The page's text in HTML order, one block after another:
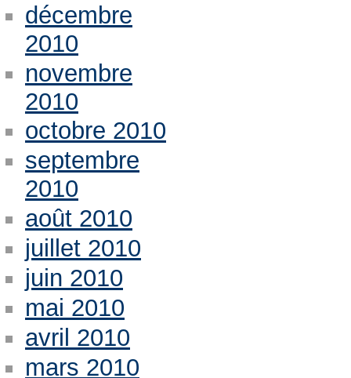
décembre
2010
novembre
2010
octobre 2010
septembre
2010
août 2010
juillet 2010
juin 2010
mai 2010
avril 2010
mars 2010